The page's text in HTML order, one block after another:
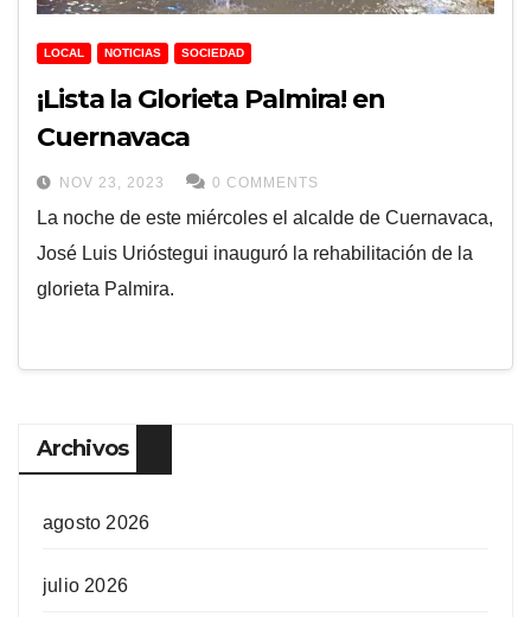
LOCAL NOTICIAS SOCIEDAD
¡Lista la Glorieta Palmira! en
Cuernavaca
NOV 23, 2023 0 COMMENTS
La noche de este miércoles el alcalde de Cuernavaca,
José Luis Urióstegui inauguró la rehabilitación de la
glorieta Palmira.
Archivos
agosto 2026
julio 2026